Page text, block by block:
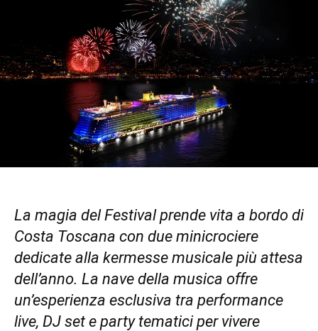
La magia del Festival prende vita a bordo di
Costa Toscana con due minicrociere
dedicate alla kermesse musicale più attesa
dell’anno. La nave della musica offre
un’esperienza esclusiva tra performance
live, DJ set e party tematici per vivere